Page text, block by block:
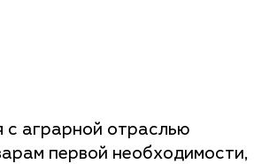
с аграрной отраслью
первой необходимости,